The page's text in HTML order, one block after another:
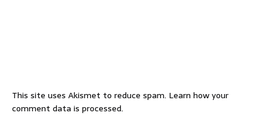
This site uses Akismet to reduce spam. Learn how your
comment data is processed.